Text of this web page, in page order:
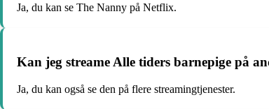
Ja, du kan se The Nanny på Netflix.
Kan jeg streame Alle tiders barnepige på
Ja, du kan også se den på flere streamingtjenester.